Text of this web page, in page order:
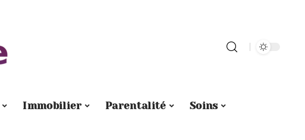
Immobilier Parentalité
Soins